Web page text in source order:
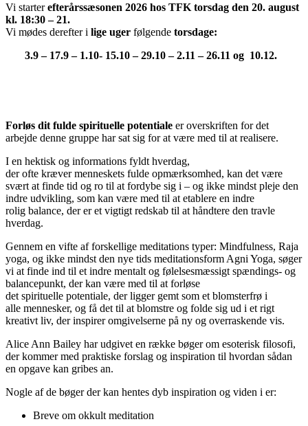
Vi starterefterårssæsonen 2026 hos TFK torsdag den 20. august
kl. 18:30 – 21.
Vi mødes derefter i lige uger følgende torsdage:
3.9 – 17.9 – 1.10- 15.10 – 29.10 – 2.11 – 26.11 og 10.12.
Forløs dit fulde spirituelle potentiale er overskriften for det
arbejde denne gruppe har sat sig for at være med til at realisere.
I en hektisk og informations fyldt hverdag,
der ofte kræver menneskets fulde opmærksomhed, kan det være
svært at finde tid og ro til at fordybe sig i – og ikke mindst pleje den
indre udvikling, som kan være med til at etablere en indre
rolig balance, der er et vigtigt redskab til at håndtere den travle
hverdag.
Gennem en vifte af forskellige meditations typer: Mindfulness, Raja
yoga, og ikke mindst den nye tids meditationsform Agni Yoga, søger
vi at finde ind til et indre mentalt og følelsesmæssigt spændings- og
balancepunkt, der kan være med til at forløse
det spirituelle potentiale, der ligger gemt som et blomsterfrø i
alle mennesker, og få det til at blomstre og folde sig ud i et rigt
kreativt liv, der inspirer omgivelserne på ny og overraskende vis.
Alice Ann Bailey har udgivet en række bøger om esoterisk filosofi,
der kommer med praktiske forslag og inspiration til hvordan sådan
en opgave kan gribes an.
Nogle af de bøger der kan hentes dyb inspiration og viden i er:
Breve om okkult meditation